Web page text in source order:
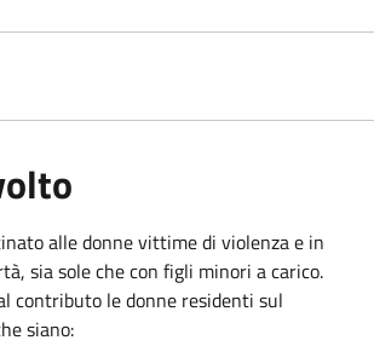
alle donne vittime di violenza e in
sia sole che con figli minori a carico.
contributo le donne residenti sul
siano: